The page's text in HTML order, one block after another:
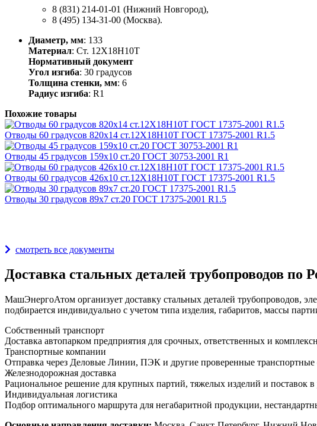
8 (831) 214-01-01 (Нижний Новгород),
8 (495) 134-31-00 (Москва).
Диаметр, мм: 133
Материал: Ст. 12Х18Н10Т
Нормативный документ
Угол изгиба: 30 градусов
Толщина стенки, мм: 6
Радиус изгиба: R1
Похожие товары
Отводы 60 градусов 820х14 ст.12Х18Н10Т ГОСТ 17375-2001 R1.5
Отводы 45 градусов 159х10 ст.20 ГОСТ 30753-2001 R1
Отводы 60 градусов 426х10 ст.12Х18Н10Т ГОСТ 17375-2001 R1.5
Отводы 30 градусов 89х7 ст.20 ГОСТ 17375-2001 R1.5
смотреть все документы
Доставка стальных деталей трубопроводов по
МашЭнергоАтом организует доставку стальных деталей трубопроводов,
подбирается индивидуально с учетом типа изделия, габаритов, массы
Собственный транспорт
Доставка автопарком предприятия для срочных, ответственных и
Транспортные компании
Отправка через Деловые Линии, ПЭК и другие проверенные транспортные
Железнодорожная доставка
Рациональное решение для крупных партий, тяжелых изделий и поставок
Индивидуальная логистика
Подбор оптимального маршрута для негабаритной продукции,